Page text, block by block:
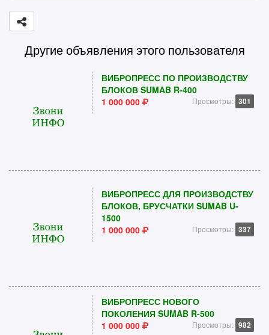
Другие объявления этого пользователя
ВИБРОПРЕСС ПО ПРОИЗВОДСТВУ
БЛОКОВ SUMAB R-400
1 000 000
Просмотры: 301
ВИБРОПРЕСС ДЛЯ ПРОИЗВОДСТВУ
БЛОКОВ, БРУСЧАТКИ SUMAB U-
1500
1 000 000
Просмотры: 337
ВИБРОПРЕСС НОВОГО
ПОКОЛЕНИЯ SUMAB R-500
1 000 000
Просмотры: 982